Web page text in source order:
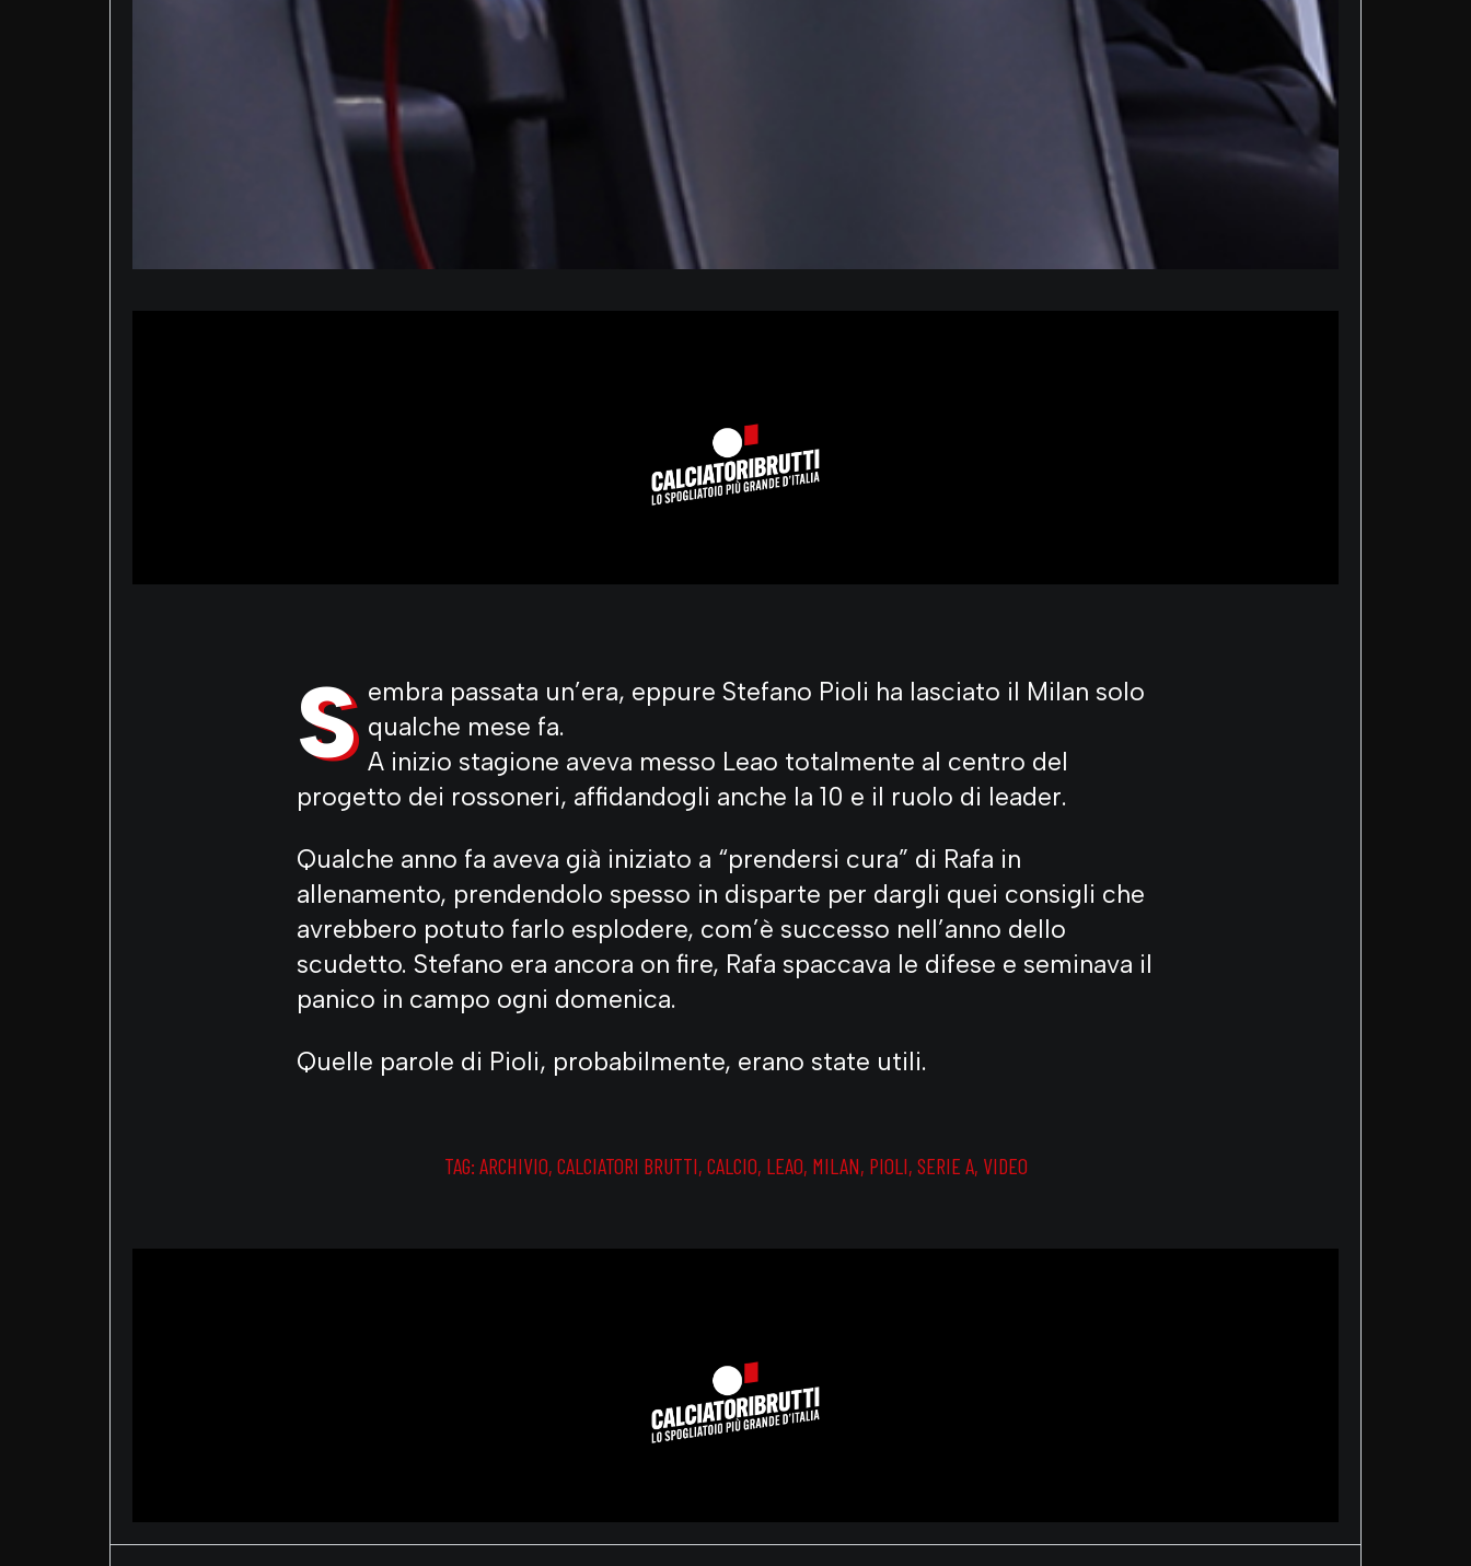
S embra passata un’era, eppure Stefano Pioli ha lasciato il Milan solo
qualche mese fa.
A inizio stagione aveva messo Leao totalmente al centro del
progetto dei rossoneri, affidandogli anche la 10 e il ruolo di leader.
Qualche anno fa aveva già iniziato a “prendersi cura” di Rafa in
allenamento, prendendolo spesso in disparte per dargli quei consigli che
avrebbero potuto farlo esplodere, com’è successo nell’anno dello
scudetto. Stefano era ancora on fire, Rafa spaccava le difese e seminava il
panico in campo ogni domenica.
Quelle parole di Pioli, probabilmente, erano state utili.
TAG: ARCHIVIO, CALCIATORI BRUTTI, CALCIO, LEAO, MILAN, PIOLI, SERIE A, VIDEO